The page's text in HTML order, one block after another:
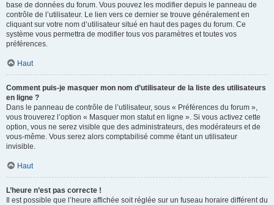
base de données du forum. Vous pouvez les modifier depuis le panneau de
contrôle de l’utilisateur. Le lien vers ce dernier se trouve généralement en
cliquant sur votre nom d’utilisateur situé en haut des pages du forum. Ce
système vous permettra de modifier tous vos paramètres et toutes vos
préférences.
Haut
Comment puis-je masquer mon nom d’utilisateur de la liste des utilisateurs
en ligne ?
Dans le panneau de contrôle de l’utilisateur, sous « Préférences du forum »,
vous trouverez l’option « Masquer mon statut en ligne ». Si vous activez cette
option, vous ne serez visible que des administrateurs, des modérateurs et de
vous-même. Vous serez alors comptabilisé comme étant un utilisateur
invisible.
Haut
L’heure n’est pas correcte !
Il est possible que l’heure affichée soit réglée sur un fuseau horaire différent du